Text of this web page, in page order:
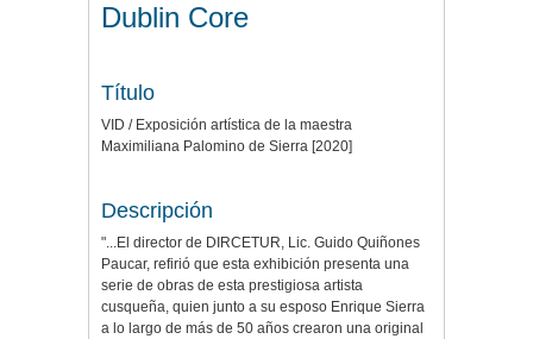
Dublin Core
Título
VID / Exposición artística de la maestra
Maximiliana Palomino de Sierra [2020]
Descripción
"...El director de DIRCETUR, Lic. Guido Quiñones
Paucar, refirió que esta exhibición presenta una
serie de obras de esta prestigiosa artista
cusqueña, quien junto a su esposo Enrique Sierra
a lo largo de más de 50 años crearon una original